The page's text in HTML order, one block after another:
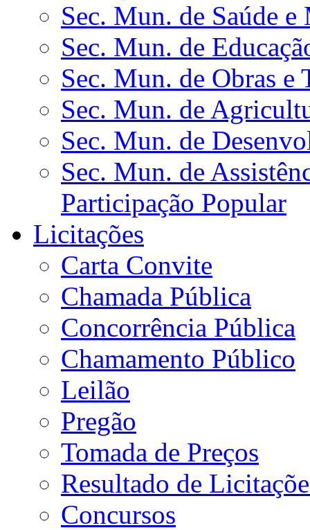
Sec. Mun. de Saúde
Sec. Mun. de
Sec. Mun. de Obras e
Sec. Mun. de
Sec. Mun. de
Sec. Mun. de
Participação Popular
Licitações
Carta Convite
Chamada Pública
Concorrência Pública
Chamamento Público
Leilão
Pregão
Tomada de Preços
Resultado de
Concursos